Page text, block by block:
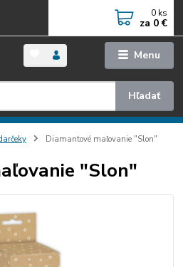
Menu
Hľadať
0 ks
za 0 €
Diamantové maľovanie "Slon"
"Slon"